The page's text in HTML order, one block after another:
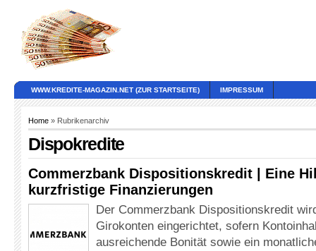
WWW.KREDITE-MAGAZIN.NET (ZUR STARTSEITE) IMPRESSUM
Home » Rubrikenarchiv
Dispokredite
Commerzbank Dispositionskredit | Eine
kurzfristige Finanzierungen
Der Commerzbank Dispositionskredit
Girokonten eingerichtet, sofern
ausreichende Bonität sowie ein